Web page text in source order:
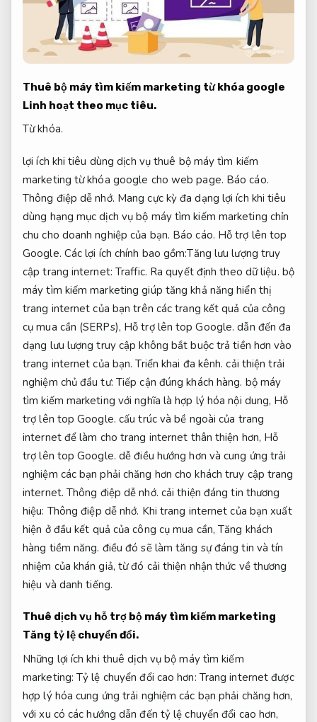
Thuê bộ máy tìm kiếm marketing từ khóa google
Linh hoạt theo mục tiêu.
Từ khóa.
lợi ích khi tiêu dùng dịch vụ thuê bộ máy tìm kiếm
marketing từ khóa google cho web page. Báo cáo.
Thông điệp dễ nhớ. Mang cực kỳ đa dạng lợi ích khi tiêu
dùng hạng mục dịch vụ bộ máy tìm kiếm marketing chỉn
chu cho doanh nghiệp của bạn. Báo cáo. Hỗ trợ lên top
Google. Các lợi ích chính bao gồm:Tăng lưu lượng truy
cập trang internet: Traffic. Ra quyết định theo dữ liệu. bộ
máy tìm kiếm marketing giúp tăng khả năng hiển thị
trang internet của bạn trên các trang kết quả của công
cụ mua cần (SERPs), Hỗ trợ lên top Google. dẫn đến đa
dạng lưu lượng truy cập không bắt buộc trả tiền hơn vào
trang internet của bạn.Triển khai đa kênh. cải thiện trải
nghiệm chủ đầu tư: Tiếp cận đúng khách hàng. bộ máy
tìm kiếm marketing với nghĩa là hợp lý hóa nội dung, Hỗ
trợ lên top Google. cấu trúc và bề ngoài của trang
internet để làm cho trang internet thân thiện hơn, Hỗ
trợ lên top Google. dễ điều hướng hơn và cung ứng trải
nghiệm các bạn phải chăng hơn cho khách truy cập trang
internet. Thông điệp dễ nhớ. cải thiện đáng tin thương
hiệu: Thông điệp dễ nhớ. Khi trang internet của bạn xuất
hiện ở đầu kết quả của công cụ mua cần, Tăng khách
hàng tiềm năng. điều đó sẽ làm tăng sự đáng tin và tín
nhiệm của khán giả, từ đó cải thiện nhận thức về thương
hiệu và danh tiếng.
Thuê dịch vụ hỗ trợ bộ máy tìm kiếm marketing
Tăng tỷ lệ chuyển đổi.
Những lợi ích khi thuê dịch vụ bộ máy tìm kiếm
marketing: Tỷ lệ chuyển đổi cao hơn: Trang internet được
hợp lý hóa cung ứng trải nghiệm các bạn phải chăng hơn,
với xu có các hướng dẫn đến tỷ lệ chuyển đổi cao hơn,